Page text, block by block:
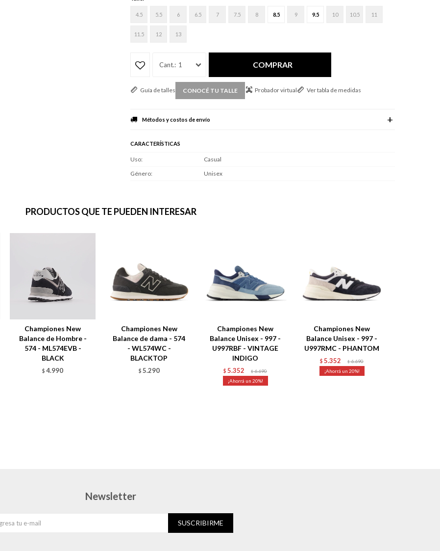
4.5 5.5 6 6.5 7 7.5 8 8.5 9 9.5 10 10.5 11
11.5 12 13
1 COMPRAR
Guía de talles CONOCÉ TU TALLE Probador virtual Ver tabla de medidas
Métodos y costos de envío
CARACTERÍSTICAS
Uso
Casual
Género
Unisex
PRODUCTOS QUE TE PUEDEN INTERESAR
Championes New
Balance de Hombre -
574 - ML574EVB -
BLACK
$ 4.990
Championes New
Balance de dama - 574
- WL574WC -
BLACKTOP
$ 5.290
Championes New
Balance Unisex - 997 -
U997RBF - VINTAGE
INDIGO
$ 5.352 $ 6.690
20
Championes New
Balance Unisex - 997 -
U997RMC - PHANTOM
$ 5.352 $ 6.690
20
Newsletter
SUSCRIBIRME